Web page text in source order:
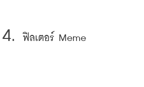
ฟิลเตอร์ Meme